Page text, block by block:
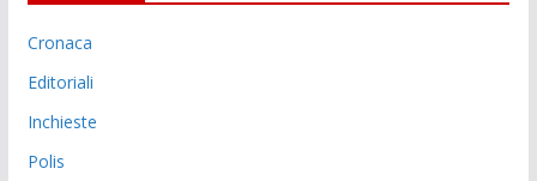
Cronaca
Editoriali
Inchieste
Polis